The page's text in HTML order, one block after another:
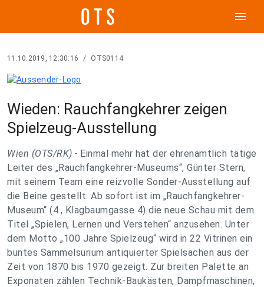
menu
11.10.2019, 12:30:16 / OTS0114
Wieden: Rauchfangkehrer zeigen
Spielzeug-Ausstellung
Wien (OTS/RK) - Einmal mehr hat der ehrenamtlich tätige
Leiter des „Rauchfangkehrer-Museums“, Günter Stern,
mit seinem Team eine reizvolle Sonder-Ausstellung auf
die Beine gestellt: Ab sofort ist im „Rauchfangkehrer-
Museum“ (4., Klagbaumgasse 4) die neue Schau mit dem
Titel „Spielen, Lernen und Verstehen“ anzusehen. Unter
dem Motto „100 Jahre Spielzeug“ wird in 22 Vitrinen ein
buntes Sammelsurium antiquierter Spielsachen aus der
Zeit von 1870 bis 1970 gezeigt. Zur breiten Palette an
Exponaten zählen Technik-Baukästen, Dampfmaschinen,